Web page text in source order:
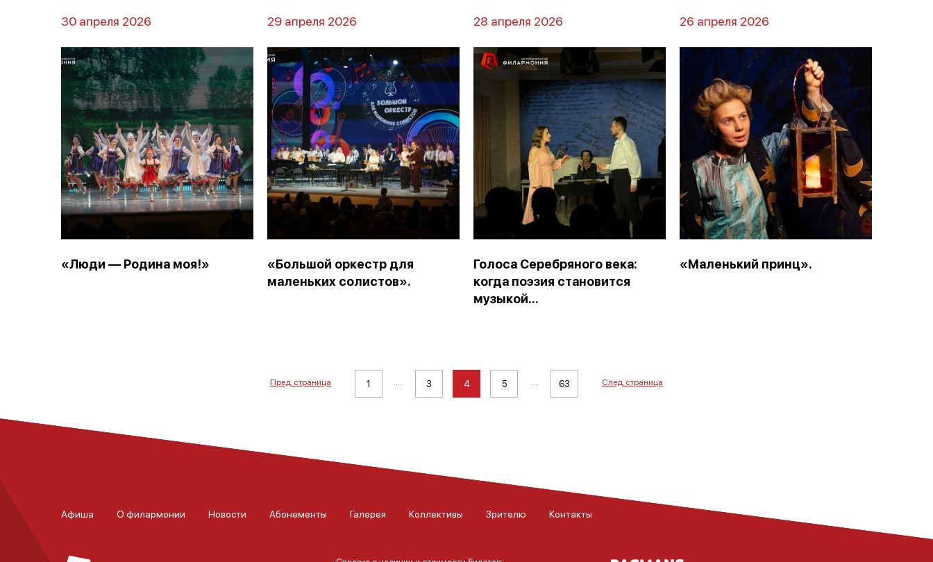
30 апреля 2026
«Люди — Родина моя!»
29 апреля 2026
«Большой оркестр для
маленьких солистов».
28 апреля 2026
Голоса Серебряного века:
когда поэзия становится
музыкой...
26 апреля 2026
«Маленький принц».
Пред. страница 1 ... 3 4 5 ... 63 След. страница
Афиша О филармонии Новости Абонементы Галерея Коллективы Зрителю Контакты